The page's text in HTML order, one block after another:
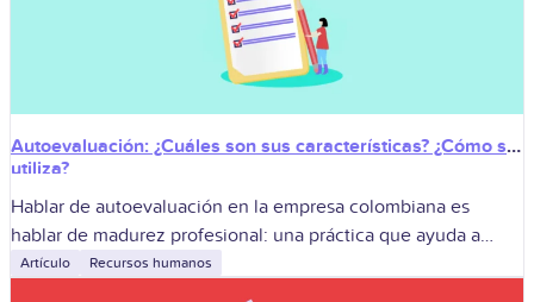
Autoevaluación: ¿Cuáles son sus características? ¿Cómo se
utiliza?
Hablar de autoevaluación en la empresa colombiana es
hablar de madurez profesional: una práctica que ayuda a
convertir la experiencia diaria en aprendizaje y en decisiones
Artículo Recursos humanos